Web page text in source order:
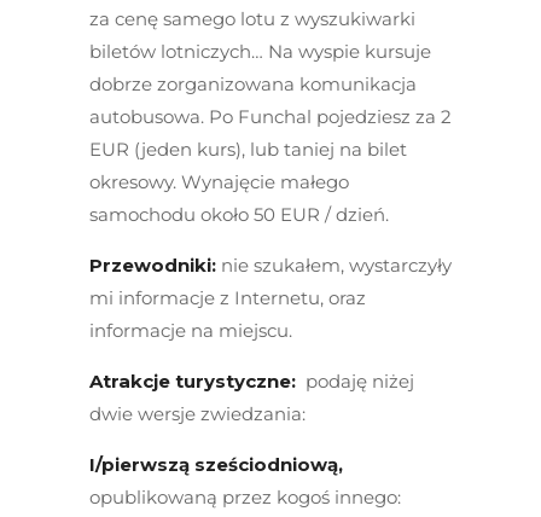
za cenę samego lotu z wyszukiwarki
biletów lotniczych… Na wyspie kursuje
dobrze zorganizowana komunikacja
autobusowa. Po Funchal pojedziesz za 2
EUR (jeden kurs), lub taniej na bilet
okresowy. Wynajęcie małego
samochodu około 50 EUR / dzień.
Przewodniki: nie szukałem, wystarczyły
mi informacje z Internetu, oraz
informacje na miejscu.
Atrakcje turystyczne: podaję niżej
dwie wersje zwiedzania:
I/pierwszą sześciodniową,
opublikowaną przez kogoś innego: